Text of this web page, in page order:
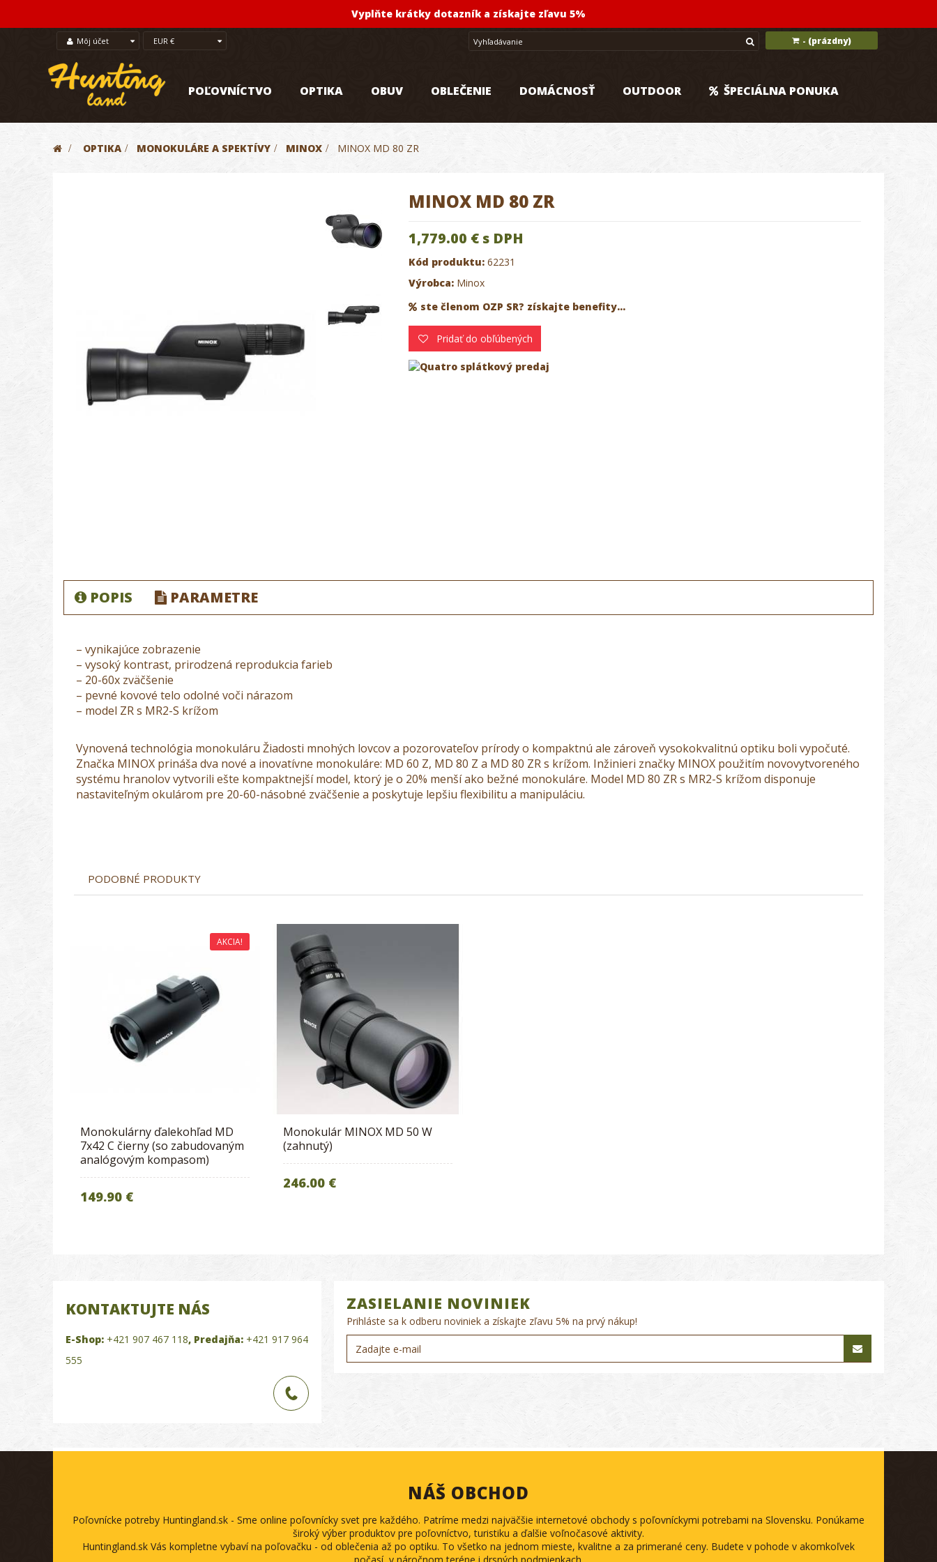
Vyplňte krátky dotazník a získajte zľavu 5%
- (prázdny)
Môj účet EUR €
POĽOVNÍCTVO OPTIKA OBUV OBLEČENIE DOMÁCNOSŤ OUTDOOR ŠPECIÁLNA PONUKA
> OPTIKA > MONOKULÁRE A SPEKTÍVY > MINOX > MINOX MD 80 ZR
MINOX MD 80 ZR
1,779.00 €s DPH
Kód produktu: 62231
Výrobca: Minox
ste členom OZP SR? získajte benefity...
Pridať do obľúbených
POPIS PARAMETRE
– vynikajúce zobrazenie
– vysoký kontrast, prirodzená reprodukcia farieb
– 20-60x zväčšenie
– pevné kovové telo odolné voči nárazom
– model ZR s MR2-S krížom
Vynovená technológia monokuláru Žiadosti mnohých lovcov a pozorovateľov prírody o kompaktnú ale zároveň vysokokvalitnú optiku boli vypočuté.
Značka MINOX prináša dva nové a inovatívne monokuláre: MD 60 Z, MD 80 Z a MD 80 ZR s krížom. Inžinieri značky MINOX použitím novovytvoreného
systému hranolov vytvorili ešte kompaktnejší model, ktorý je o 20% menší ako bežné monokuláre. Model MD 80 ZR s MR2-S krížom disponuje
nastaviteľným okulárom pre 20-60-násobné zväčšenie a poskytuje lepšiu flexibilitu a manipuláciu.
PODOBNÉ PRODUKTY
AKCIA!
Monokulárny ďalekohľad MD
7x42 C čierny (so zabudovaným
analógovým kompasom)
149.90 €
Monokulár MINOX MD 50 W
(zahnutý)
246.00 €
KONTAKTUJTE NÁS
E-Shop: +421 907 467 118, Predajňa: +421 917 964
555
ZASIELANIE NOVINIEK
Prihláste sa k odberu noviniek a získajte zľavu 5% na prvý nákup!
NÁŠ OBCHOD
Poľovnícke potreby Huntingland.sk - Sme online poľovnícky svet pre každého. Patríme medzi najväčšie internetové obchody s poľovníckymi potrebami na Slovensku. Ponúkame
široký výber produktov pre poľovníctvo, turistiku a ďalšie voľnočasové aktivity.
Huntingland.sk Vás kompletne vybaví na poľovačku - od oblečenia až po optiku. To všetko na jednom mieste, kvalitne a za primerané ceny. Budete v pohode v akomkoľvek